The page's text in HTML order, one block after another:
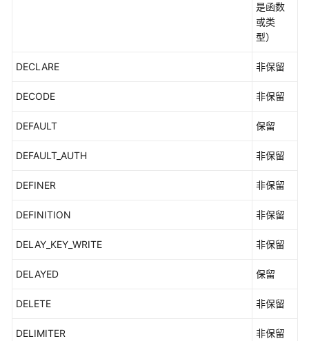
是函数
或类
型）
DECLARE 非保留
DECODE 非保留
DEFAULT 保留
DEFAULT_AUTH 非保留
DEFINER 非保留
DEFINITION 非保留
DELAY_KEY_WRITE 非保留
DELAYED 保留
DELETE 非保留
DELIMITER 非保留